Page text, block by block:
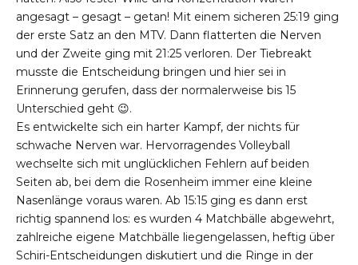
angesagt – gesagt – getan! Mit einem sicheren 25:19 ging
der erste Satz an den MTV. Dann flatterten die Nerven
und der Zweite ging mit 21:25 verloren. Der Tiebreakt
musste die Entscheidung bringen und hier sei in
Erinnerung gerufen, dass der normalerweise bis 15
Unterschied geht 😉.
Es entwickelte sich ein harter Kampf, der nichts für
schwache Nerven war. Hervorragendes Volleyball
wechselte sich mit unglücklichen Fehlern auf beiden
Seiten ab, bei dem die Rosenheim immer eine kleine
Nasenlänge voraus waren. Ab 15:15 ging es dann erst
richtig spannend los: es wurden 4 Matchbälle abgewehrt,
zahlreiche eigene Matchbälle liegengelassen, heftig über
Schiri-Entscheidungen diskutiert und die Ringe in der